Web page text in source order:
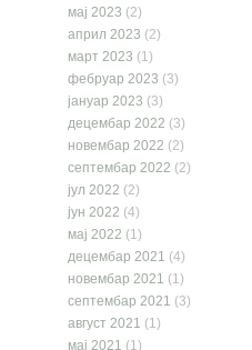
мај 2023 (2)
април 2023 (2)
март 2023 (1)
фебруар 2023 (3)
јануар 2023 (3)
децембар 2022 (3)
новембар 2022 (2)
септембар 2022 (2)
јул 2022 (2)
јун 2022 (4)
мај 2022 (1)
децембар 2021 (4)
новембар 2021 (1)
септембар 2021 (3)
август 2021 (1)
мај 2021 (1)